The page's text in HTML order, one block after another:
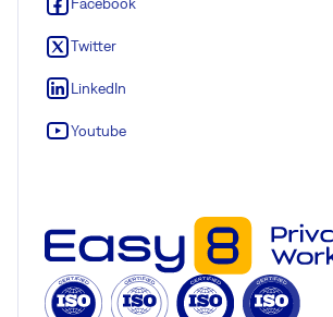
Facebook
Twitter
LinkedIn
Youtube